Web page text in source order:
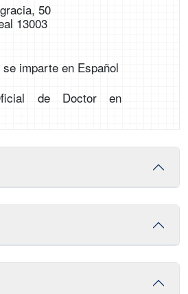
50
13003
imparte en Español
de Doctor en